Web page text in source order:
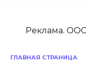
Реклама.
ГЛАВНАЯ СТРАНИЦА